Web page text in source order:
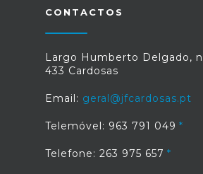
CONTACTOS
Largo Humberto Delgado,
433 Cardosas
Email: geral@jfcardosas.pt
Telemóvel: 963 791 049
Telefone: 263 975 657